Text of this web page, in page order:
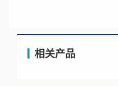
相关产品